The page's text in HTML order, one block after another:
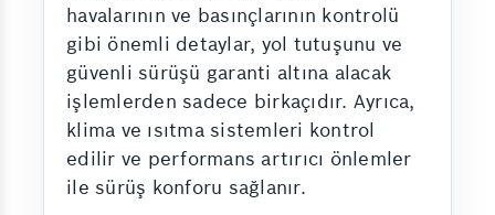
havalarının ve basınçlarının kontrolü
gibi önemli detaylar, yol tutuşunu ve
güvenli sürüşü garanti altına alacak
işlemlerden sadece birkaçıdır. Ayrıca,
klima ve ısıtma sistemleri kontrol
edilir ve performans artırıcı önlemler
ile sürüş konforu sağlanır.